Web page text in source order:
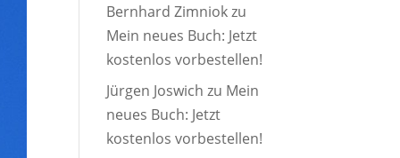
Bernhard Zimniokzu
Mein neues Buch: Jetzt
kostenlos vorbestellen!
Jürgen Joswich zu Mein
neues Buch: Jetzt
kostenlos vorbestellen!